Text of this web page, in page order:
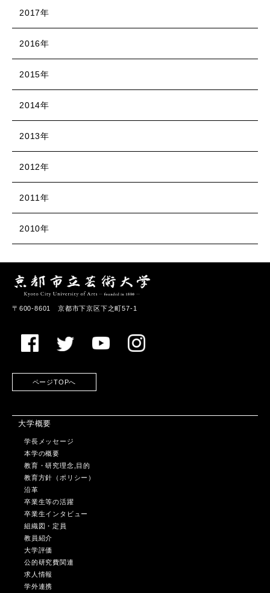
2017年
2016年
2015年
2014年
2013年
2012年
2011年
2010年
〒600-8601 京都市下京区下之町57-1
ページTOPへ
大学概要
学長メッセージ
本学の概要
教育・研究理念,目的
教育方針（ポリシー）
沿革
卒業生等の活躍
卒業生インタビュー
組織図・定員
教員紹介
大学評価
公的研究費関連
求人情報
学外連携